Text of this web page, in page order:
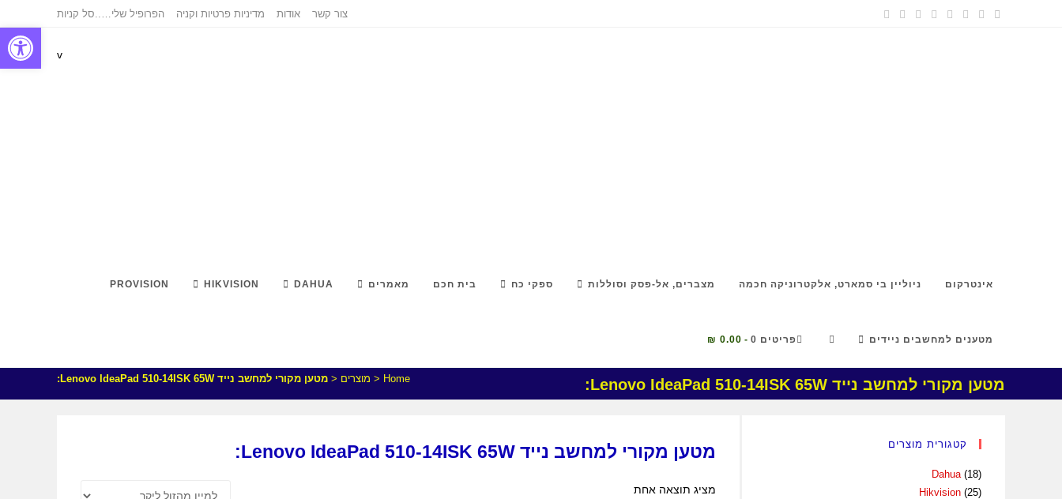
צור קשר אודות מדיניות פרטיות וקניה הפרופיל שלי…..סל קניות
v
אינטרקום ניוליין בי סמארט, אלקטרוניקה חכמה מצברים, אל-פסק וסוללות ספקי כח בית חכם מאמרים DAHUA
HIKVISION
PROVISION
מטענים למחשבים ניידים פריטים 0 0.00 ₪
מטען מקורי למחשב נייד Lenovo IdeaPad 510-14ISK 65W: Home
< מוצרים < מטען מקורי למחשב נייד Lenovo IdeaPad 510-14ISK 65W:
מטען מקורי למחשב נייד Lenovo IdeaPad 510-14ISK 65W:
מציג תוצאה אחת
קטגורית מוצרים
Dahua (18)
Hikvision (25)
פתח סרגל נגישות